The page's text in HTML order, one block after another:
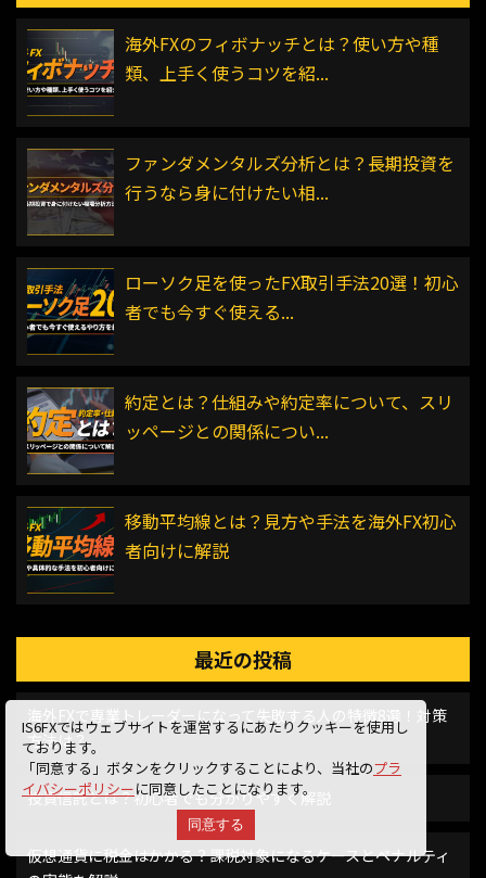
海外FXのフィボナッチとは？使い方や種
類、上手く使うコツを紹...
ファンダメンタルズ分析とは？長期投資を
行うなら身に付けたい相...
ローソク足を使ったFX取引手法20選！初心
者でも今すぐ使える...
約定とは？仕組みや約定率について、スリ
ッページとの関係につい...
移動平均線とは？見方や手法を海外FX初心
者向けに解説
最近の投稿
海外FXで専業トレーダーになって失敗する人の特徴8選！対策
方法は？
投資信託とは？初心者でも分かりやすく解説
仮想通貨に税金はかかる？課税対象になるケースとペナルティ
IS6FXではウェブサイトを運営するにあたりクッキーを使用し
ております。
「同意する」ボタンをクリックすることにより、当社のプラ
イバシーポリシーに同意したことになります。
同意する